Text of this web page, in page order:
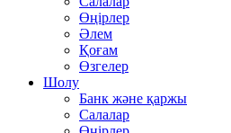
Өңірлер
Әлем
Қоғам
Өзгелер
Шолу
Банк және қаржы
Салалар